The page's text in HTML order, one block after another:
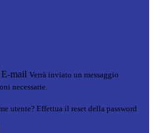
E-mail Verrà inviato un messaggio
necessarie.
utente? Effettua il reset della password